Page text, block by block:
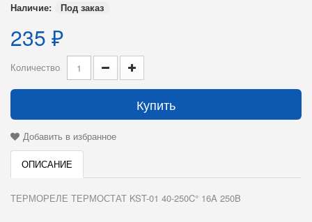
Наличие: Под заказ
235 ₽
Количество
Купить
Добавить в избранное
ОПИСАНИЕ
ТЕРМОРЕЛЕ ТЕРМОСТАТ KST-01 40-250C° 16A 250B